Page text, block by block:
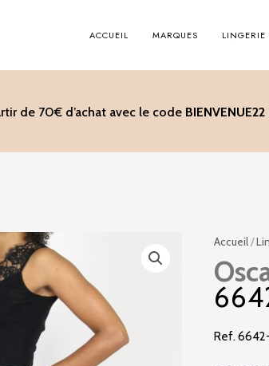
ACCUEIL MARQUES LINGERIE
de 70€ d’achat avec le code BIENVENUE22
Accueil/
Ref.